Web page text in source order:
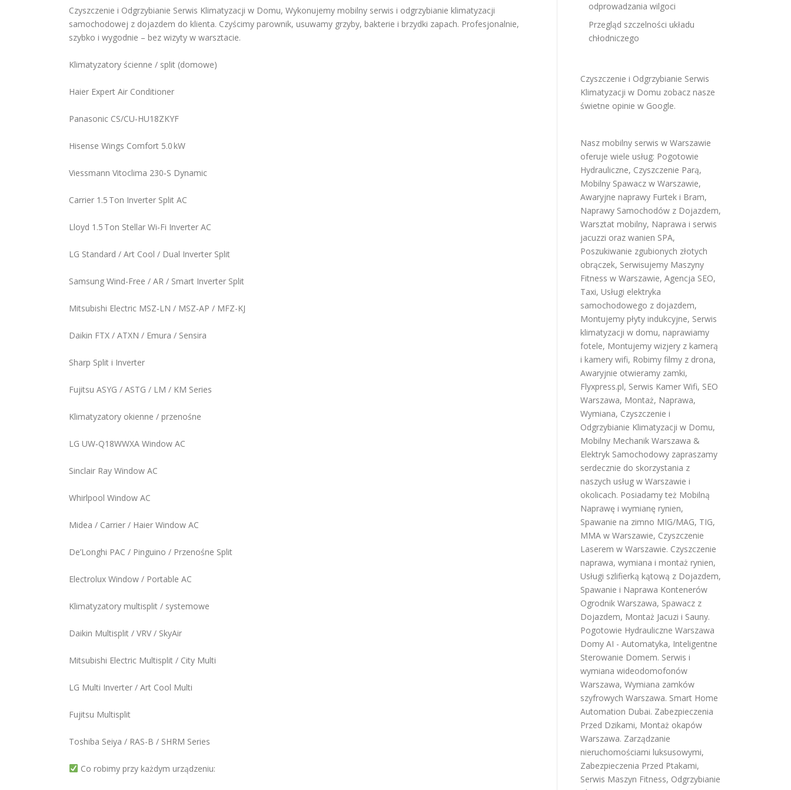
Czyszczenie i Odgrzybianie Serwis Klimatyzacji w Domu, Wykonujemy mobilny serwis i odgrzybianie klimatyzacji
samochodowej z dojazdem do klienta. Czyścimy parownik, usuwamy grzyby, bakterie i brzydki zapach. Profesjonalnie,
szybko i wygodnie – bez wizyty w warsztacie.
Klimatyzatory ścienne / split (domowe)
Haier Expert Air Conditioner
Panasonic CS/CU‑HU18ZKYF
Hisense Wings Comfort 5.0 kW
Viessmann Vitoclima 230‑S Dynamic
Carrier 1.5 Ton Inverter Split AC
Lloyd 1.5 Ton Stellar Wi‑Fi Inverter AC
LG Standard / Art Cool / Dual Inverter Split
Samsung Wind-Free / AR / Smart Inverter Split
Mitsubishi Electric MSZ‑LN / MSZ‑AP / MFZ-KJ
Daikin FTX / ATXN / Emura / Sensira
Sharp Split i Inverter
Fujitsu ASYG / ASTG / LM / KM Series
Klimatyzatory okienne / przenośne
LG UW‑Q18WWXA Window AC
Sinclair Ray Window AC
Whirlpool Window AC
Midea / Carrier / Haier Window AC
De’Longhi PAC / Pinguino / Przenośne Split
Electrolux Window / Portable AC
Klimatyzatory multisplit / systemowe
Daikin Multisplit / VRV / SkyAir
Mitsubishi Electric Multisplit / City Multi
LG Multi Inverter / Art Cool Multi
Fujitsu Multisplit
Toshiba Seiya / RAS-B / SHRM Series
Co robimy przy każdym urządzeniu:
odprowadzania wilgoci
Przegląd szczelności układu
chłodniczego
Czyszczenie i Odgrzybianie Serwis
Klimatyzacji w Domu zobacz nasze
świetne opinie w Google.
Nasz mobilny serwis w Warszawie
oferuje wiele usług: Pogotowie
Hydrauliczne, Czyszczenie Parą,
Mobilny Spawacz w Warszawie,
Awaryjne naprawy Furtek i Bram,
Naprawy Samochodów z Dojazdem,
Warsztat mobilny, Naprawa i serwis
jacuzzi oraz wanien SPA,
Poszukiwanie zgubionych złotych
obrączek, Serwisujemy Maszyny
Fitness w Warszawie, Agencja SEO,
Taxi, Usługi elektryka
samochodowego z dojazdem,
Montujemy płyty indukcyjne, Serwis
klimatyzacji w domu, naprawiamy
fotele, Montujemy wizjery z kamerą
i kamery wifi, Robimy filmy z drona,
Awaryjnie otwieramy zamki,
Flyxpress.pl, Serwis Kamer Wifi, SEO
Warszawa, Montaż, Naprawa,
Wymiana, Czyszczenie i
Odgrzybianie Klimatyzacji w Domu,
Mobilny Mechanik Warszawa &
Elektryk Samochodowy zapraszamy
serdecznie do skorzystania z
naszych usług w Warszawie i
okolicach. Posiadamy też Mobilną
Naprawę i wymianę rynien,
Spawanie na zimno MIG/MAG, TIG,
MMA w Warszawie, Czyszczenie
Laserem w Warszawie. Czyszczenie
naprawa, wymiana i montaż rynien,
Usługi szlifierką kątową z Dojazdem,
Spawanie i Naprawa Kontenerów
Ogrodnik Warszawa, Spawacz z
Dojazdem, Montaż Jacuzi i Sauny.
Pogotowie Hydrauliczne Warszawa
Domy AI - Automatyka, Inteligentne
Sterowanie Domem. Serwis i
wymiana wideodomofonów
Warszawa, Wymiana zamków
szyfrowych Warszawa. Smart Home
Automation Dubai. Zabezpieczenia
Przed Dzikami, Montaż okapów
Warszawa. Zarządzanie
nieruchomościami luksusowymi,
Zabezpieczenia Przed Ptakami,
Serwis Maszyn Fitness, Odgrzybianie